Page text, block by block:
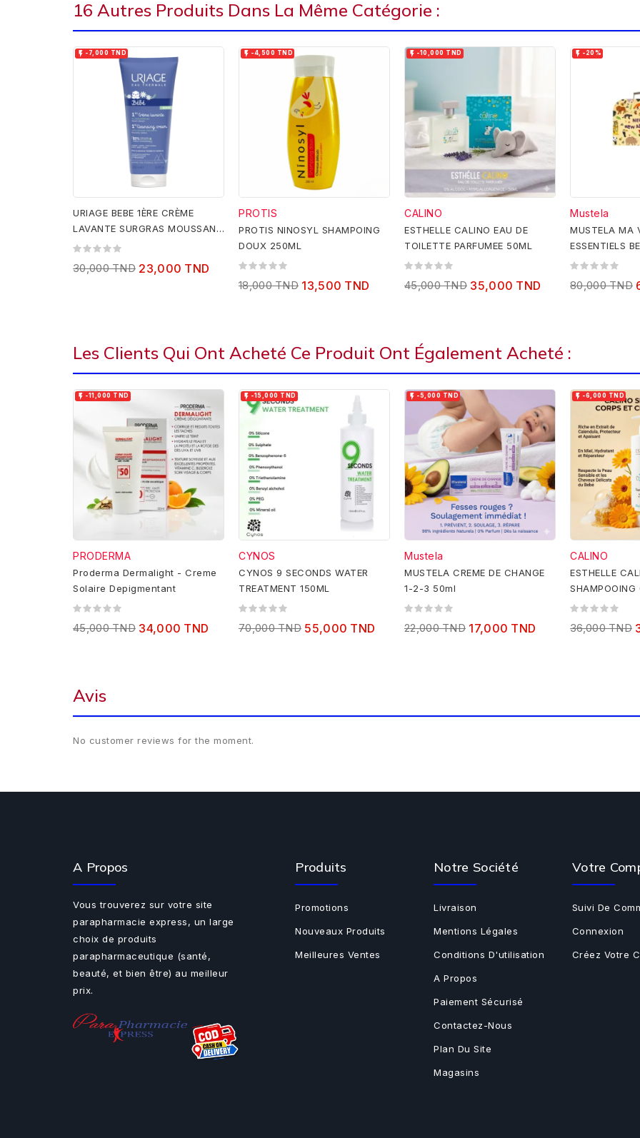
16 Autres Produits Dans La Même Catégorie :
 -7,000 TND
URIAGE BEBE 1ÈRE CRÈME
LAVANTE SURGRAS MOUSSANT
200ML
30,000 TND 23,000 TND
 -4,500 TND
PROTIS
PROTIS NINOSYL SHAMPOING
DOUX 250ML
18,000 TND 13,500 TND
 -10,000 TND
CALINO
ESTHELLE CALINO EAU DE
TOILETTE PARFUMEE 50ML
45,000 TND 35,000 TND
 -20%
Mustela
MUSTELA MA
ESSENTIELS
80,000 TND
Les Clients Qui Ont Acheté Ce Produit Ont Également Acheté :
 -11,000 TND
PRODERMA
Proderma Dermalight - Creme
Solaire Depigmentant
45,000 TND 34,000 TND
 -15,000 TND
CYNOS
CYNOS 9 SECONDS WATER
TREATMENT 150ML
70,000 TND 55,000 TND
 -5,000 TND
Mustela
MUSTELA CREME DE CHANGE
1-2-3 50ml
22,000 TND 17,000 TND
 -6,000 TND
CALINO
ESTHELLE
SHAMPOOING
CHEVEUX-
36,000 TND
Avis
No customer reviews for the moment.
A Propos
Vous trouverez sur votre site
parapharmacie express, un large
choix de produits
parapharmaceutique (santé,
beauté, et bien être) au meilleur
prix.
Produits
Promotions
Nouveaux Produits
Meilleures Ventes
Notre Société
Livraison
Mentions Légales
Conditions D'utilisation
A Propos
Paiement Sécurisé
Contactez-Nous
Plan Du Site
Magasins
Votre
Suivi De
Connexion
Créez Votre